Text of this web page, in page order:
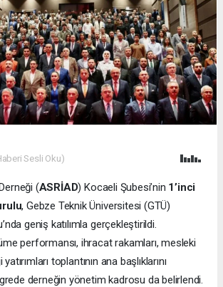
Sesli Oku)
(ASRİAD) Kocaeli Şubesi’nin 1’inci
, Gebze Teknik Üniversitesi (GTÜ)
geniş katılımla gerçekleştirildi.
performansı, ihracat rakamları, mesleki
toplantının ana başlıklarını
derneğin yönetim kadrosu da belirlendi.